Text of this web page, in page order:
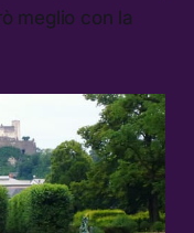
meglio con la